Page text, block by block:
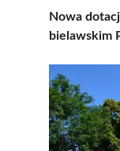
Nowa
bielawskim